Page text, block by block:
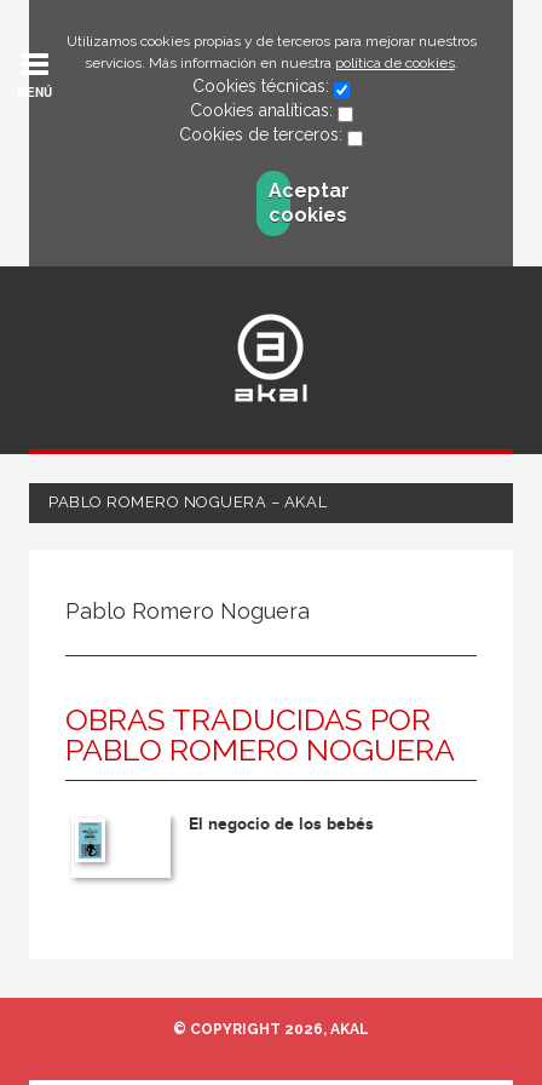
Utilizamos cookies propias y de terceros para mejorar nuestros
servicios. Más información en nuestra política de cookies.
Cookies técnicas:
Cookies analíticas:
Cookies de terceros:
Aceptar
cookies
MENÚ
PABLO ROMERO NOGUERA – AKAL
Coordinador
Editor
Escritor
Escritora
Traductor
Pablo Romero Noguera
OBRAS TRADUCIDAS POR
PABLO ROMERO NOGUERA
El negocio de los bebés
© COPYRIGHT 2026, AKAL